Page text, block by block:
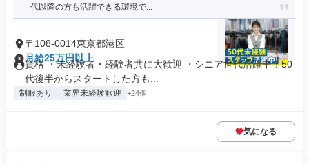
代以降の方も活躍できる環境で...
〒108-0014東京都港区
月給25万円以上
資格 ・未経験者・経験者共に大歓迎 ・シニア世代活躍中！50
代後半からスタートした方も...
制服あり 業界未経験歓迎 +24個
気になる